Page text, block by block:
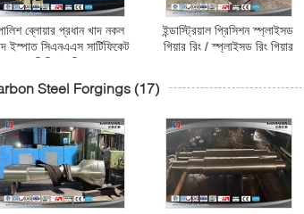
ব্লোয়ার প্রধান খাদ নকল
ইস্পাত সিএনএএস সার্টিফিকেট
ফিনিশ মেশিন
ইন্ডাস্ট্রিয়াল প্রিসিশন স্প্লাইসড
গিয়ার রিং / স্প্লাইসড রিং গিয়ার
Steel Forgings (17)